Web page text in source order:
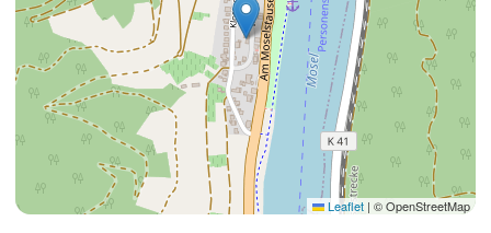
Leaflet | © OpenStreetMap